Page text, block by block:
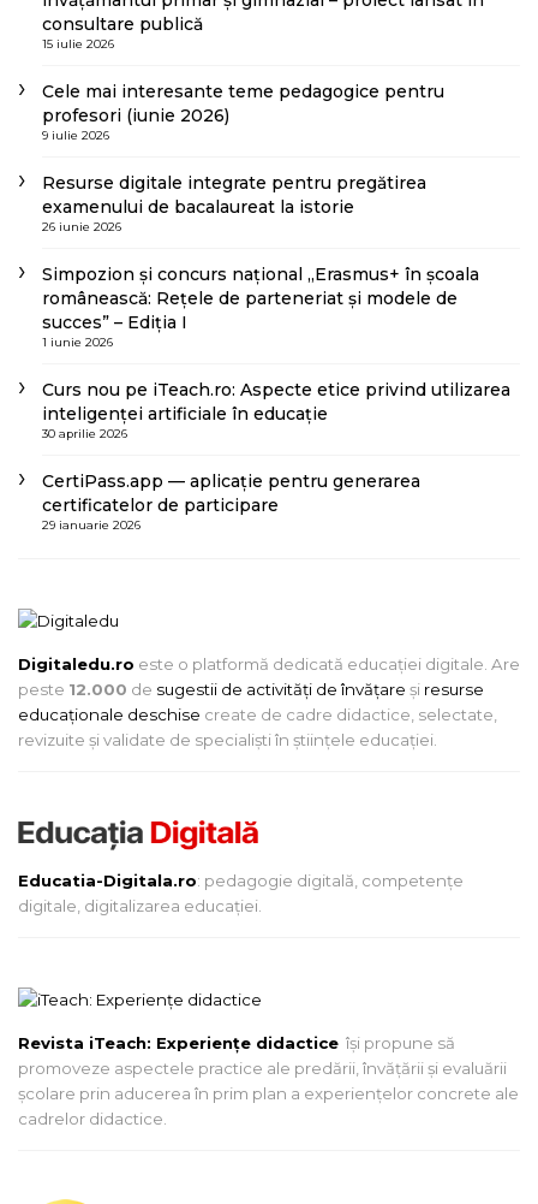
consultare publică
15 iulie 2026
Cele mai interesante teme pedagogice pentru
profesori (iunie 2026)
9 iulie 2026
Resurse digitale integrate pentru pregătirea
examenului de bacalaureat la istorie
26 iunie 2026
Simpozion și concurs național „Erasmus+ în școala
românească: Rețele de parteneriat și modele de
succes” – Ediția I
1 iunie 2026
Curs nou pe iTeach.ro: Aspecte etice privind utilizarea
inteligenței artificiale în educație
30 aprilie 2026
CertiPass.app — aplicație pentru generarea
certificatelor de participare
29 ianuarie 2026
Digitaledu.ro este o platformă dedicată educației digitale. Are
peste 12.000 de sugestii de activități de învățare și resurse
educaționale deschise create de cadre didactice, selectate,
revizuite și validate de specialiști în științele educației.
Educatia-Digitala.ro: pedagogie digitală, competențe
digitale, digitalizarea educației.
Revista iTeach: Experienţe didactice îşi propune să
promoveze aspectele practice ale predării, învăţării şi evaluării
şcolare prin aducerea în prim plan a experienţelor concrete ale
cadrelor didactice.